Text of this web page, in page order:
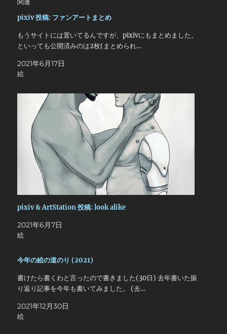
関連
pixiv 投稿: ファンアートまとめ
もうサイトには置いてるんですが、pixivにもまとめました。
といっても公開済みのは2枚(まとめられ…
2021年6月17日
絵
pixiv & ArtStation 投稿: look alike
2021年6月7日
絵
今年の絵の道のり (2021)
書けたら書くわと言ったので書きました(30日) 去年書いた振
り返り記事を今年も書いてみました。 (去…
2021年12月30日
絵